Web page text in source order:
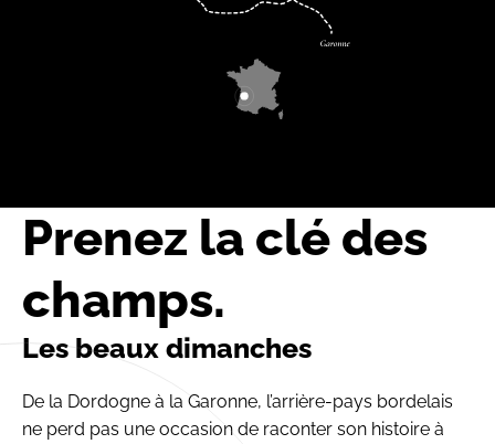
Prenez la clé des
champs.
Les beaux dimanches
De la Dordogne à la Garonne, l’arrière-pays bordelais
ne perd pas une occasion de raconter son histoire à